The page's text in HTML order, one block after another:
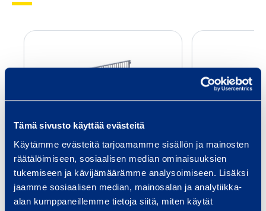
Tämä sivusto käyttää evästeitä
Käytämme evästeitä tarjoamamme sisällön ja mainosten
räätälöimiseen, sosiaalisen median ominaisuuksien
tukemiseen ja kävijämäärämme analysoimiseen. Lisäksi
jaamme sosiaalisen median, mainosalan ja analytiikka-
alan kumppaneillemme tietoja siitä, miten käytät
t
r
f
a
EnterSafe kaide 2,75 m
SSJ ENTERSAFE
Pituus: 2,75 m
SSJ